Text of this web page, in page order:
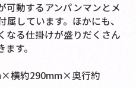
可動するアンパンマンとメ
しています。ほかにも、
なる仕掛けが盛りだくさん
す。
横約290mm×奥行約